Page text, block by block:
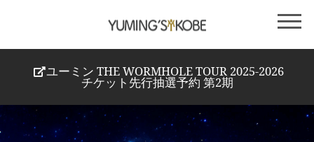
ユーミン THE WORMHOLE TOUR 2025-2026
チケット先行抽選予約 第2期